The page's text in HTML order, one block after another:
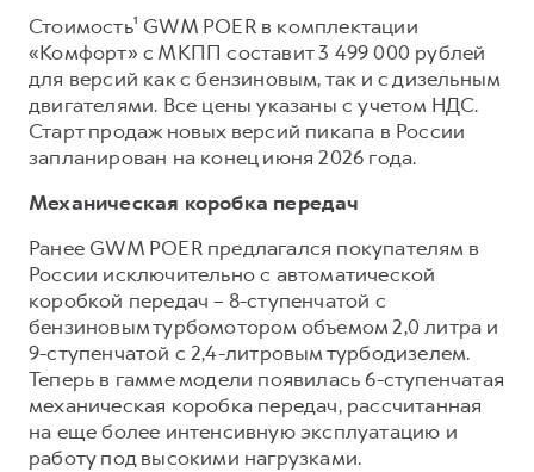
HAVAL Лизинг
АКСЕССУАРЫ HAVAL
Автомобильные аксессуары
Коллекция CITY
Коллекция Детская
АКСЕССУАРЫ HAVAL
Автомобильные аксессуары
Коллекция CITY
Коллекция Базовая
Коллекция Детская
Стоимость¹ GWM POER в комплектации
«Комфорт» с МКПП составит 3 499 000 рублей
для версий как с бензиновым, так и с дизельным
двигателями. Все цены указаны с учетом НДС.
Старт продаж новых версий пикапа в России
запланирован на конец июня 2026 года.
Механическая коробка передач
Ранее GWM POER предлагался покупателям в
России исключительно с автоматической
коробкой передач – 8-ступенчатой с
бензиновым турбомотором объемом 2,0 литра и
9-ступенчатой с 2,4-литровым турбодизелем.
Теперь в гамме модели появилась 6-ступенчатая
механическая коробка передач, рассчитанная
на еще более интенсивную эксплуатацию и
работу под высокими нагрузками.